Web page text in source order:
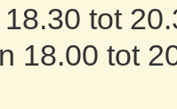
tot
18.00 tot